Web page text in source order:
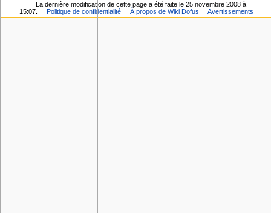
La dernière modification de cette page a été faite le 25 novembre 2008 à
15:07.
Politique de confidentialité À propos de Wiki Dofus Avertissements